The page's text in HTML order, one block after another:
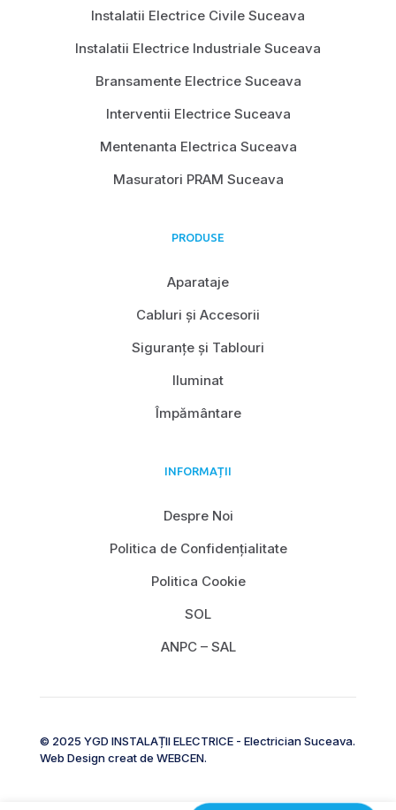
Instalatii Electrice Civile Suceava
Instalatii Electrice Industriale Suceava
Bransamente Electrice Suceava
Interventii Electrice Suceava
Mentenanta Electrica Suceava
Masuratori PRAM Suceava
PRODUSE
Aparataje
Cabluri și Accesorii
Siguranțe și Tablouri
Iluminat
Împământare
INFORMAȚII
Despre Noi
Politica de Confidențialitate
Politica Cookie
SOL
ANPC – SAL
© 2025 YGD INSTALAȚII ELECTRICE - Electrician Suceava.
Web Design creat de WEBCEN.